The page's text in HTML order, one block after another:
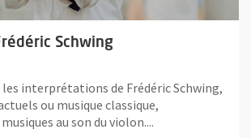
Schwing
les interprétations de Frédéric Schwing,
ou musique classique,
au son du violon....